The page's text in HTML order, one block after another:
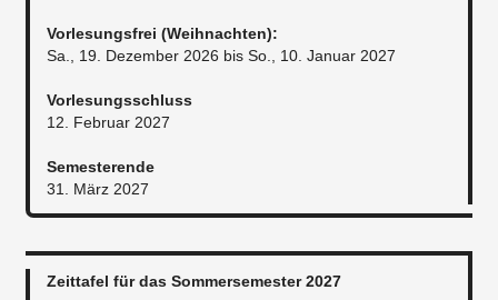
Vorlesungsfrei (Weihnachten):
Sa., 19. Dezember 2026 bis So., 10. Januar 2027
Vorlesungsschluss
12. Februar 2027
Semesterende
31. März 2027
Zeittafel für das Sommersemester 2027